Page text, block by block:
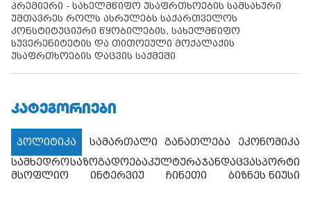
პრემიერი - სახელმწიფო უსაფრთხოების სამსახური
უმთავრეს როლს ასრულებს საქართველოს
კონსტიტუციური წყობილების, სახელმწიფო
სუვერენიტეტის და თითოეული მოქალაქის
უსაფრთხოების დაცვის საქმეში
ᲙᲐᲢᲔᲒᲝᲠᲘᲔᲑᲘ
პოლიტიკა სამართალი განათლება
ეკონომიკა
სამხედროსაზოგადოებაკულტურაჯანდაცვასპორტი
მსოფლიო
ინტერვიუ ჩინეთი ბიზნეს ნიუსი